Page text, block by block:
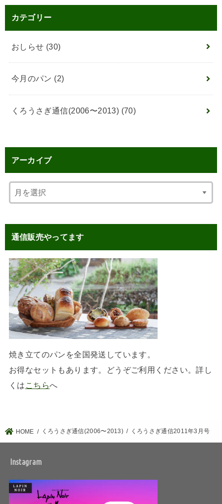
カテゴリー
おしらせ (30)
今月のパン (2)
くろうさぎ通信(2006〜2013) (70)
アーカイブ
通信販売やってます
焼き立てのパンを全国発送しています。
お得なセットもあります。どうぞご利用ください。詳し
くは こちらへ
HOME くろうさぎ通信(2006〜2013) くろうさぎ通信2011年3月号
Instagram